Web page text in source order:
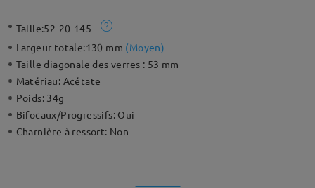
Taille:52-20-145
Largeur totale:130 mm (Moyen)
Taille diagonale des verres : 53 mm
Matériau: Acétate
Poids: 34g
Bifocaux/Progressifs: Oui
Charnière à ressort: Non